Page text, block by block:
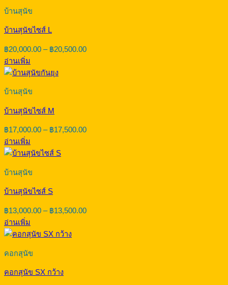
บ้านสุนัข
บ้านสุนัขไซส์ L
฿20,000.00 – ฿20,500.00Price
อ่านเพิ่ม
บ้านสุนัข
บ้านสุนัขไซส์ M
฿17,000.00 – ฿17,500.00Price
อ่านเพิ่ม
บ้านสุนัข
บ้านสุนัขไซส์ S
฿13,000.00 – ฿13,500.00Price
อ่านเพิ่ม
คอกสุนัข
คอกสุนัข SX กว้าง